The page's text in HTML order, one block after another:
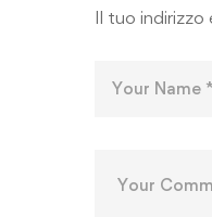
Il tuo indirizzo